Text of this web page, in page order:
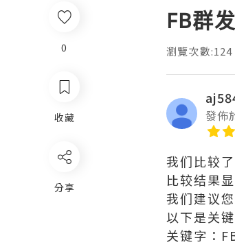
FB群
瀏覽次數:124
發佈
我们比较
比较结果
我们建议
以下是关键
关键字：
0
收藏
分享